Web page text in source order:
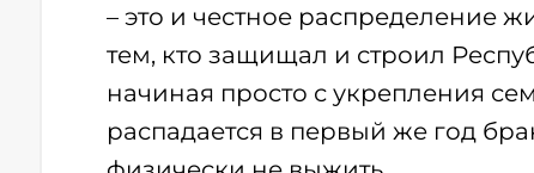
– это и честное распределение
тем, кто защищал и строил
начиная просто с укрепления
распадается в первый же год